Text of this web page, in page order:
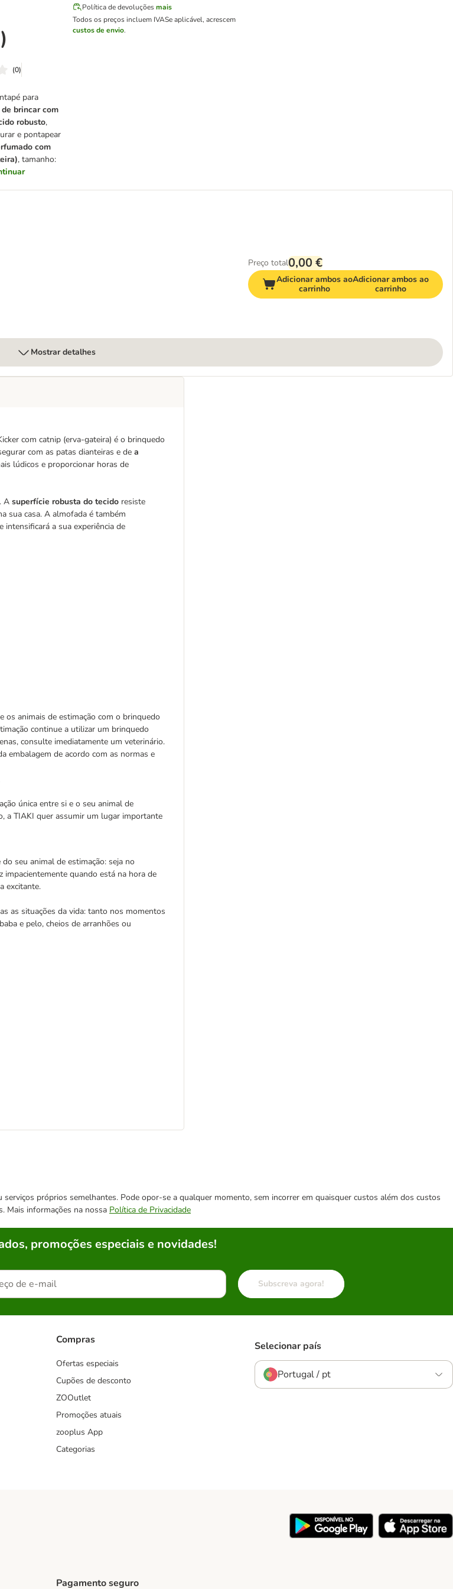
(0)
para
brincar com
robusto,
e pontapear
com
), tamanho:
Política de devoluções mais
Todos os preços incluem IVASe aplicável, acrescem
custos de envio.
Preço total0,00 €
Adicionar ambos ao
carrinho
Adicionar ambos ao
carrinho
Mostrar detalhes
com catnip (erva-gateira) é o brinquedo
com as patas dianteiras e de a
lúdicos e proporcionar horas de
A superfície robusta do tecido resiste
sua casa. A almofada é também
intensificará a sua experiência de
os animais de estimação com o brinquedo
continue a utilizar um brinquedo
consulte imediatamente um veterinário.
embalagem de acordo com as normas e
única entre si e o seu animal de
a TIAKI quer assumir um lugar importante
seu animal de estimação: seja no
quando está na hora de
excitante.
as situações da vida: tanto nos momentos
e pelo, cheios de arranhões ou
próprios semelhantes. Pode opor-se a qualquer momento, sem incorrer em quaisquer custos além dos custos
Mais informações na nossa Política de Privacidade
promoções especiais e novidades!
Subscreva agora!
Compras
Ofertas especiais
Cupões de desconto
ZOOutlet
Promoções atuais
zooplus App
Categorias
Selecionar país
Portugal / pt
Pagamento seguro